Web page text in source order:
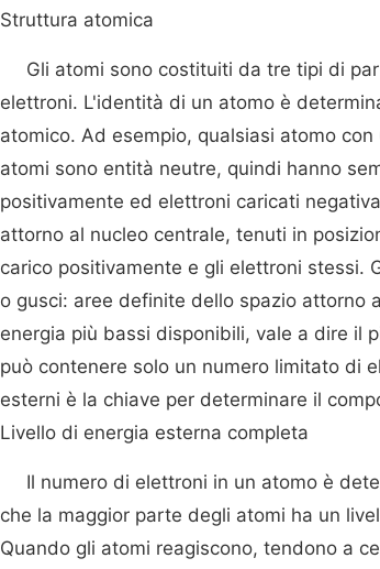
Struttura atomica
Gli atomi sono costituiti da tre tipi di
elettroni. L'identità di un atomo è
atomico. Ad esempio, qualsiasi atomo
atomi sono entità neutre, quindi hanno
positivamente ed elettroni caricati
attorno al nucleo centrale, tenuti in
carico positivamente e gli elettroni stessi.
o gusci: aree definite dello spazio attorno
energia più bassi disponibili, vale a dire il
può contenere solo un numero limitato di
esterni è la chiave per determinare il
Livello di energia esterna completa
Il numero di elettroni in un atomo è
che la maggior parte degli atomi ha un
Quando gli atomi reagiscono, tendono a